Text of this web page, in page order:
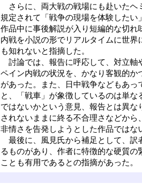
さらに、両大戦の戦場にも赴いたヘ
規定されて「戦争の現場を体験した
作品中に事後解説が入り短編的な切
内戦を小説の形でリアルタイムに世
も知れないと指摘した。
討論では、報告に呼応して、対立軸
ペイン内戦の状況を、かなり客観的
があった。また、日中戦争などもあ
と、「戦車」が象徴しているのは単
ではないかという意見、報告とは異
されないままに終る不合理さなどか
非情さを告発しようとした作品ではな
最後に、風見氏から補足として、訳
るものがあり、作者に特徴的な硬質
ことも有用であるとの指摘があった。